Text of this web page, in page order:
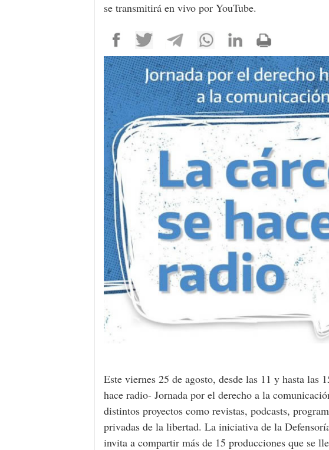
se transmitirá en vivo por YouTube.
Este viernes 25 de agosto, desde las 11 y hasta las
hace radio- Jornada por el derecho a la
distintos proyectos como revistas, podcasts,
privadas de la libertad. La iniciativa de la
invita a compartir más de 15 producciones que se